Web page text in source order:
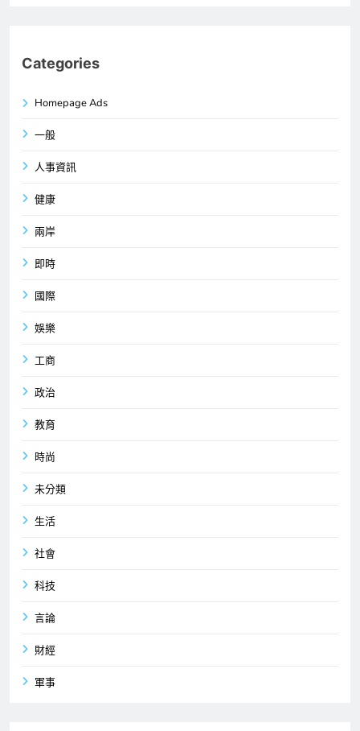
Categories
Homepage Ads
一般
人事資訊
健康
兩岸
即時
國際
娛樂
工商
政治
教育
時尚
未分類
生活
社會
科技
言論
財經
軍事